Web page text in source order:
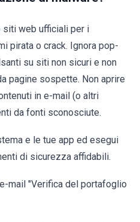
web ufficiali per i
pirata o crack. Ignora pop-
su siti non sicuri e non
pagine sospette. Non aprire
in e-mail (o altri
da fonti sconosciute.
e le tue app ed esegui
di sicurezza affidabili.
mail "Verifica del portafoglio